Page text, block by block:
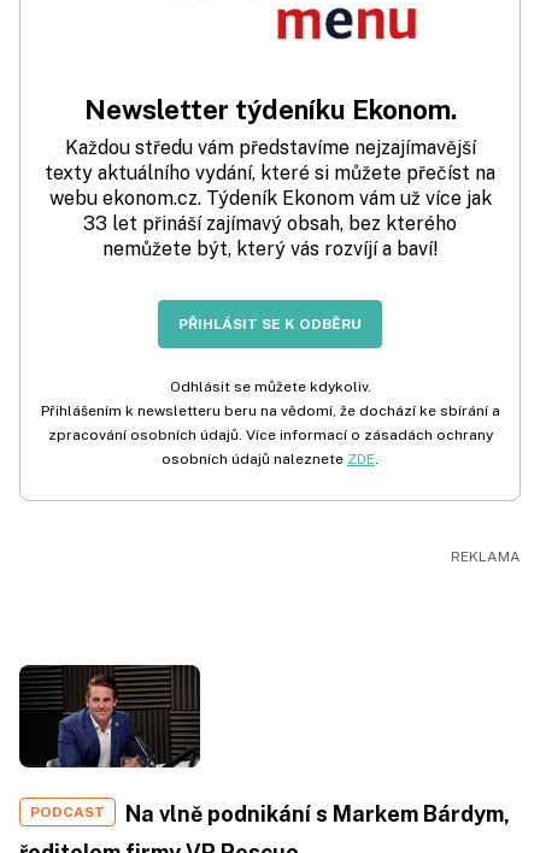
Newsletter týdeníku Ekonom.
Každou středu vám představíme nejzajímavější
texty aktuálního vydání, které si můžete přečíst na
webu ekonom.cz. Týdeník Ekonom vám už více jak
33 let přináší zajímavý obsah, bez kterého
nemůžete být, který vás rozvíjí a baví!
PŘIHLÁSIT SE K ODBĚRU
Odhlásit se můžete kdykoliv.
Přihlášením k newsletteru beru na vědomí, že dochází ke sbírání a
zpracování osobních údajů. Více informací o zásadách ochrany
osobních údajů naleznete ZDE.
PODCAST
Na vlně podnikání s Markem Bárdym,